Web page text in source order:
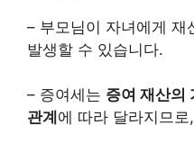
– 부모님이 자녀에게 재
발생할 수 있습니다.
– 증여세는 증여 재산의
관계 에 따라 달라지므